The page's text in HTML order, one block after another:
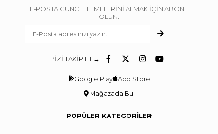
E-POSTA GÜNCELLEMELERİNİ ALMAK İÇİN ABONE
OLUN.
BİZİ TAKİP ET →
Google Play App Store
Mağazada Bul
POPÜLER KATEGORİLER